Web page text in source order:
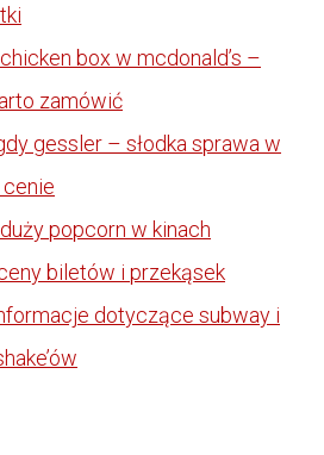
box w mcdonald’s –
zamówić
gessler – słodka sprawa w
popcorn w kinach
biletów i przekąsek
dotyczące subway i